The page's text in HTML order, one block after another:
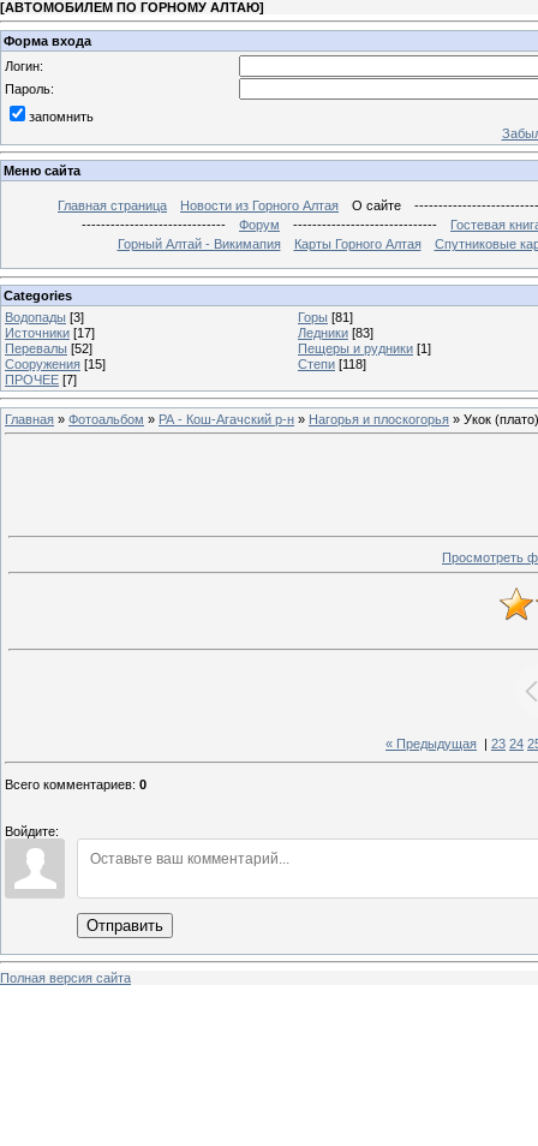
[АВТОМОБИЛЕМ ПО ГОРНОМУ АЛТАЮ]
Форма входа
Логин:
Пароль:
запомнить
Меню сайта
Главная страница Новости из Горного Алтая О сайте
------------------------------
Форум ------------------------------
Гостевая
Горный Алтай - Викимапия
Карты Горного Алтая Спутниковые
Categories
Водопады [3] Горы [81]
Источники [17] Ледники [83]
Перевалы [52] Пещеры и рудники [1]
Сооружения [15] Степи [118]
ПРОЧЕЕ [7]
Главная » Фотоальбом » РА - Кош-Агачский р-н » Нагорья и плоскогорья » Укок (плато)
Просмотреть
« Предыдущая 23 24
Всего комментариев: 0
Войдите:
Отправить
Полная версия сайта